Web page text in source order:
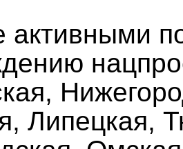
активными
Липецкая,